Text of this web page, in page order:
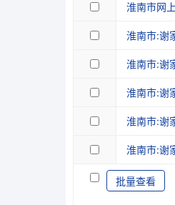
淮南市网
淮南市:谢
淮南市:谢
淮南市:谢
淮南市:谢
淮南市:谢
批量查看